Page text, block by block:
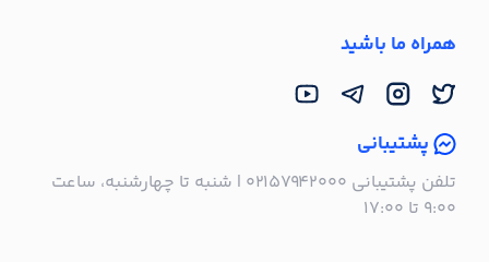
همراه ما باشید
پشتیبانی
تلفن پشتیبانی ۰۲۱۵۷۹۴۲۰۰۰ | شنبه تا چهارشنبه، ساعت
۹:۰۰ تا ۱۷:۰۰